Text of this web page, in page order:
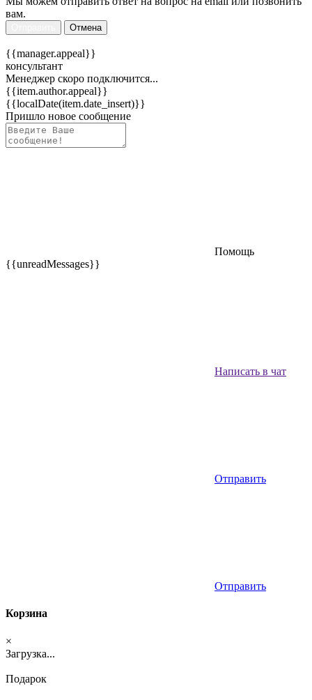
вам.
Отмена
{{manager.appeal}}
консультант
Менеджер скоро подключится...
{{item.author.appeal}}
{{localDate(item.date_insert)}}
Пришло новое сообщение
Помощь
{{unreadMessages}}
Написать в чат
Отправить
Отправить
Корзина
×
Загрузка...
Подарок